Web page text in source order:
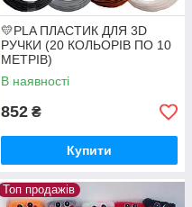
💛PLA ПЛАСТИК ДЛЯ 3D
РУЧКИ (20 КОЛЬОРІВ ПО 10
МЕТРІВ)
В наявності
852 ₴
Купити
Топ продажів